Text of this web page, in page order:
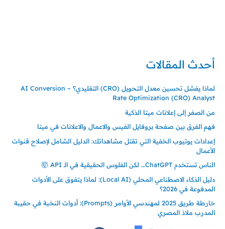
أحدث المقالات
لماذا يفشل تحسين معدل التحويل (CRO) التقليدي؟ – AI Conversion
Rate Optimization (CRO) Analyst
من الصفر إلى إعلانات ميتا الذكية
فهم الفرق بين صفحة بروفايل الفيس والاعمال والاعلانات في ميتا
إعدادات يوتيوب الخفية التي تقتل مشاهداتك: الدليل الشامل لإصلاح قنوات
الأعمال
الناس تستخدم ChatGPT… لكن الفلوس الحقيقية في الـ API 🤯
دليل الذكاء الاصطناعي المحلي (Local AI): لماذا يتفوق على الأدوات
المدفوعة في 2026؟
خارطة طريق 2025 لمهندسي الأوامر (Prompts): أدوات النخبة في حقيبة
المدرب ملاذ المصري